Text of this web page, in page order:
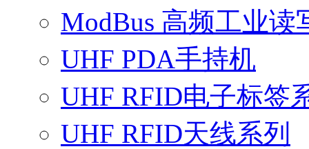
ModBus 高频工业读
UHF PDA手持机
UHF RFID电子标签
UHF RFID天线系列